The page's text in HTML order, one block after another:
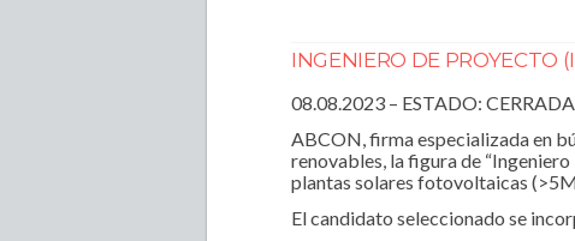
INGENIERO DE PROYECTO
08.08.2023 – ESTADO: CERRADA
ABCON, firma especializada en
renovables, la figura de
plantas solares fotovoltaicas
El candidato seleccionado se